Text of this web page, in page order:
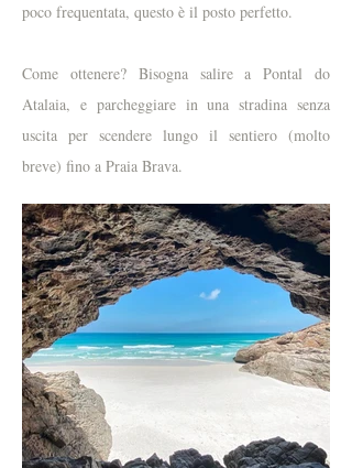
poco frequentata, questo è il posto perfetto.
Come ottenere? Bisogna salire a Pontal do
Atalaia, e parcheggiare in una stradina senza
uscita per scendere lungo il sentiero (molto
breve) fino a Praia Brava.